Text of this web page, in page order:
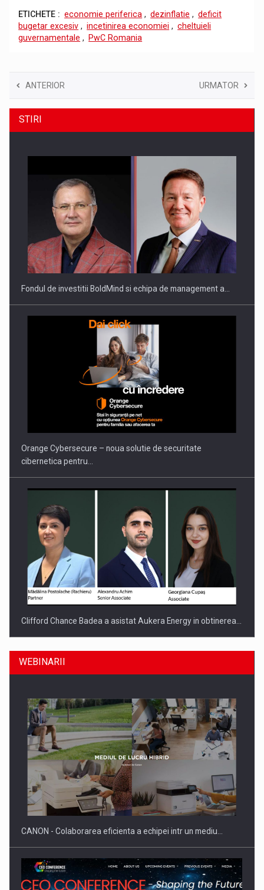
ETICHETE : economie periferica , dezinflatie , deficit
bugetar excesiv , incetinirea economiei , cheltuieli
guvernamentale , PwC Romania
ANTERIOR URMATOR
STIRI
Fondul de investitii BoldMind si echipa de management a…
Orange Cybersecure – noua solutie de securitate
cibernetica pentru…
Clifford Chance Badea a asistat Aukera Energy in obtinerea…
SAPTE PERSONALITATI DIN MEDIUL DE AFACERI, ACADEMIC
SI INSTITUTIONAL…
WEBINARII
CANON - Colaborarea eficienta a echipei intr un mediu…